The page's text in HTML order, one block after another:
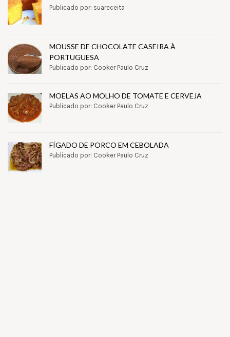
Publicado por: suareceita
MOUSSE DE CHOCOLATE CASEIRA À
PORTUGUESA
Publicado por: Cooker Paulo Cruz
MOELAS AO MOLHO DE TOMATE E CERVEJA
Publicado por: Cooker Paulo Cruz
FÍGADO DE PORCO EM CEBOLADA
Publicado por: Cooker Paulo Cruz